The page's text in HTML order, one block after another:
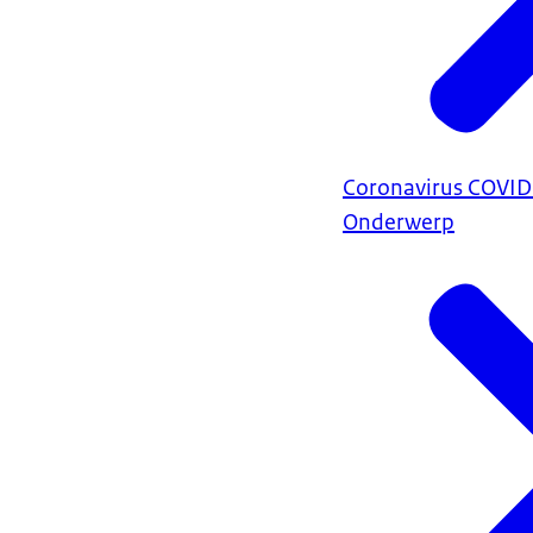
Coronavirus
Onderwerp